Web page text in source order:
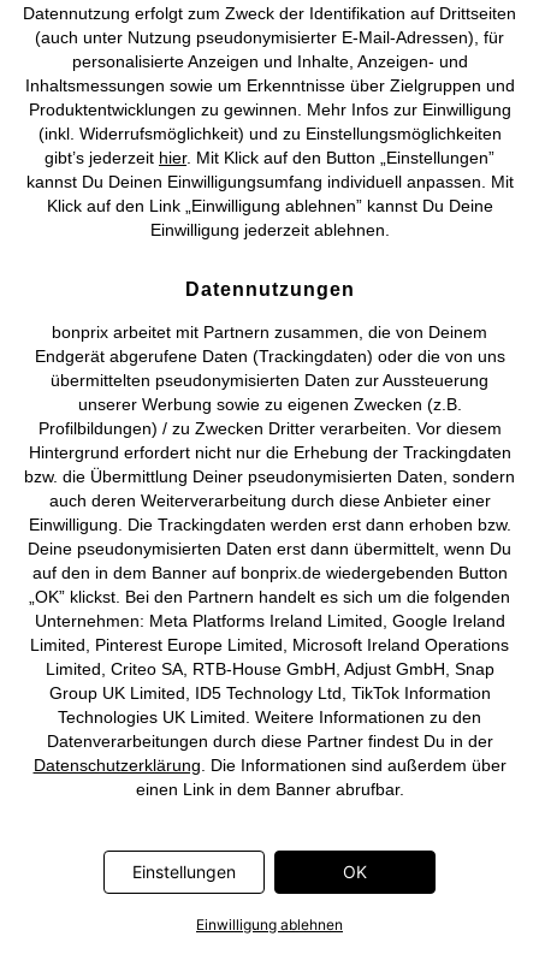
Oversize Teddy-Fleece Jacke
CHF 54,95
Wasserabweisender
Steppmantel
CHF 109,95
Datennutzung erfolgt zum Zweck der Identifikation auf Drittseiten
(auch unter Nutzung pseudonymisierter E-Mail-Adressen), für
personalisierte Anzeigen und Inhalte, Anzeigen- und
Inhaltsmessungen sowie um Erkenntnisse über Zielgruppen und
Produktentwicklungen zu gewinnen. Mehr Infos zur Einwilligung
(inkl. Widerrufsmöglichkeit) und zu Einstellungsmöglichkeiten
gibt’s jederzeit hier. Mit Klick auf den Button „Einstellungen”
kannst Du Deinen Einwilligungsumfang individuell anpassen. Mit
Klick auf den Link „Einwilligung ablehnen” kannst Du Deine
Einwilligung jederzeit ablehnen.
Datennutzungen
bonprix arbeitet mit Partnern zusammen, die von Deinem
Endgerät abgerufene Daten (Trackingdaten) oder die von uns
übermittelten pseudonymisierten Daten zur Aussteuerung
unserer Werbung sowie zu eigenen Zwecken (z.B.
Profilbildungen) / zu Zwecken Dritter verarbeiten. Vor diesem
Hintergrund erfordert nicht nur die Erhebung der Trackingdaten
bzw. die Übermittlung Deiner pseudonymisierten Daten, sondern
auch deren Weiterverarbeitung durch diese Anbieter einer
Einwilligung. Die Trackingdaten werden erst dann erhoben bzw.
Deine pseudonymisierten Daten erst dann übermittelt, wenn Du
auf den in dem Banner auf bonprix.de wiedergebenden Button
„OK” klickst. Bei den Partnern handelt es sich um die folgenden
Unternehmen: Meta Platforms Ireland Limited, Google Ireland
Limited, Pinterest Europe Limited, Microsoft Ireland Operations
Limited, Criteo SA, RTB-House GmbH, Adjust GmbH, Snap
Group UK Limited, ID5 Technology Ltd, TikTok Information
Technologies UK Limited. Weitere Informationen zu den
Datenverarbeitungen durch diese Partner findest Du in der
Datenschutzerklärung . Die Informationen sind außerdem über
einen Link in dem Banner abrufbar.
Einstellungen OK
Einwilligung ablehnen